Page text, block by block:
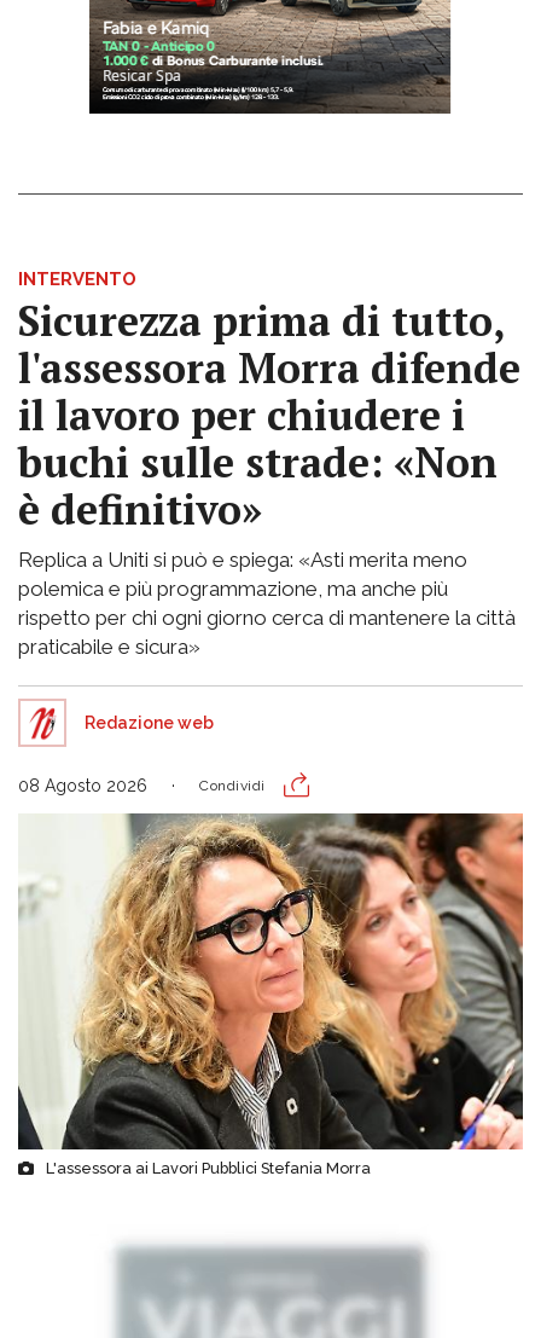
INTERVENTO
Sicurezza prima di tutto,
l'assessora Morra difende
il lavoro per chiudere i
buchi sulle strade: «Non
è definitivo»
Replica a Uniti si può e spiega: «Asti merita meno
polemica e più programmazione, ma anche più
rispetto per chi ogni giorno cerca di mantenere la città
praticabile e sicura»
Redazione web
08 Agosto 2026 Condividi
L'assessora ai Lavori Pubblici Stefania Morra